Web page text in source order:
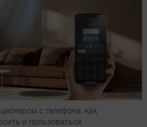
с телефона: как
и пользоваться